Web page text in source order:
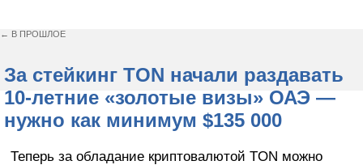
← В ПРОШЛОЕ
За стейкинг TON начали раздавать
10-летние «золотые визы» ОАЭ —
нужно как минимум $135 000
Теперь за обладание криптовалютой TON можно